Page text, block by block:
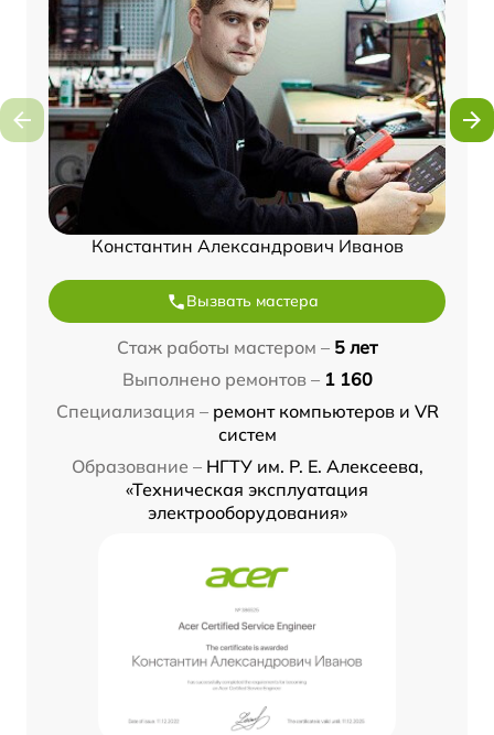
Константин Александрович Иванов
Вызвать мастера
Стаж работы мастером – 5 лет
Выполнено ремонтов – 1 160
Специализация – ремонт компьютеров и VR
систем
Образование – НГТУ им. Р. Е. Алексеева,
«Техническая эксплуатация
электрооборудования»